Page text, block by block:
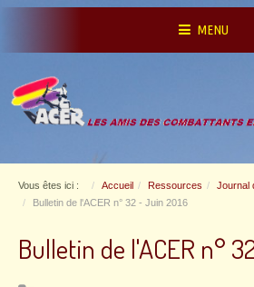
MENU
Vous êtes ici : Accueil Ressources
Journal
Bulletin de l'ACER n° 32 - Juin 2016
Bulletin de l'ACER n°